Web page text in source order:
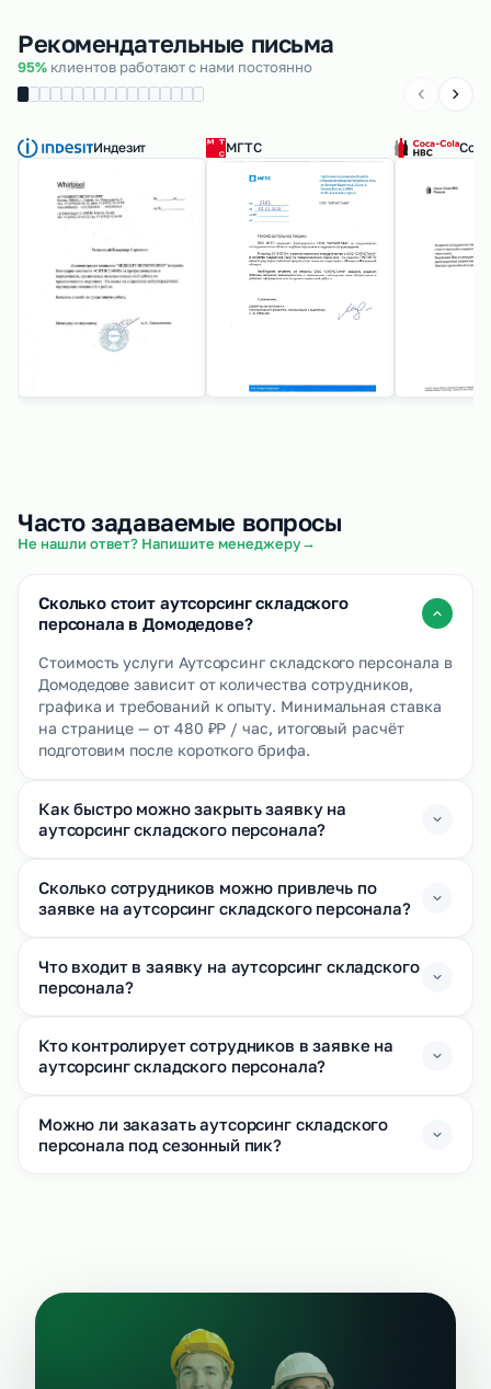
Рекомендательные письма
95% клиентов работают с нами постоянно
Индезит МГТС
Часто задаваемые вопросы
Не нашли ответ? Напишите менеджеру→
Сколько стоит аутсорсинг складского
персонала в Домодедове?
Стоимость услуги Аутсорсинг складского персонала в
Домодедове зависит от количества сотрудников,
графика и требований к опыту. Минимальная ставка
на странице — от 480 ₽Р / час, итоговый расчёт
подготовим после короткого брифа.
Как быстро можно закрыть заявку на
аутсорсинг складского персонала?
Сколько сотрудников можно привлечь по
заявке на аутсорсинг складского персонала?
Что входит в заявку на аутсорсинг складского
персонала?
Кто контролирует сотрудников в заявке на
аутсорсинг складского персонала?
Можно ли заказать аутсорсинг складского
персонала под сезонный пик?